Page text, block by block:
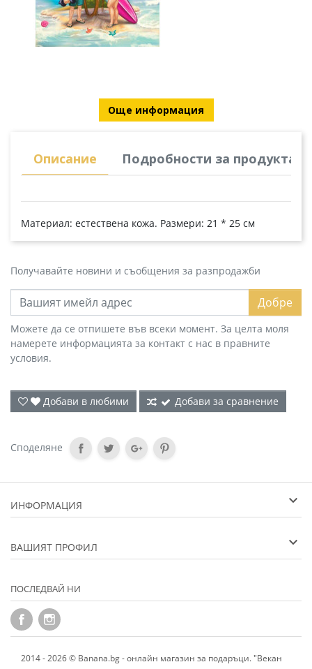
Още информация
Описание Подробности за продукта
Материал: естествена кожа. Размери: 21 * 25 см
Получавайте новини и съобщения за разпродажби
Добре
Можете да се отпишете във всеки момент. За целта моля
намерете информацията за контакт с нас в правните
условия.
Добави в любими Добави за сравнение
Споделяне
ИНФОРМАЦИЯ
ВАШИЯТ ПРОФИЛ
ПОСЛЕДВАЙ НИ
2014 - 2026 © Banana.bg - онлайн магазин за подаръци. "Векан